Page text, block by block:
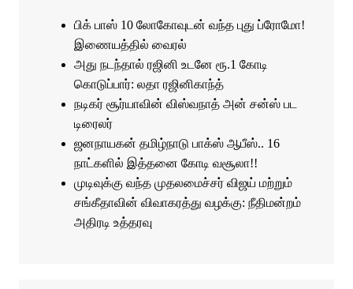
பிக் பாஸ் 10 லோகோவுடன் வந்த புது ப்ரோமோ!
இணையத்தில் வைரல்
அது நடந்தால் ரஜினி உடனே ரூ.1 கோடி
கொடுப்பார்: லதா ரஜினிகாந்த்
நடிகர் சூர்யாவின் விஸ்வநாத் அன் சன்ஸ் பட
டிரைலர்
ஜனநாயகன் தமிழ்நாடு பாக்ஸ் ஆபீஸ்.. 16
நாட்களில் இத்தனை கோடி வசூலா!!
முடிவுக்கு வந்த முதலமைச்சர் விஜய் மற்றும்
சங்கீதாவின் விவாகரத்து வழக்கு: நீதிமன்றம்
அதிரடி உத்தரவு